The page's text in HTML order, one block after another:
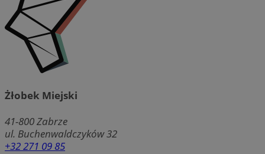
Żłobek Miejski
41-800Zabrze
ul. Buchenwaldczyków 32
+32 271 09 85